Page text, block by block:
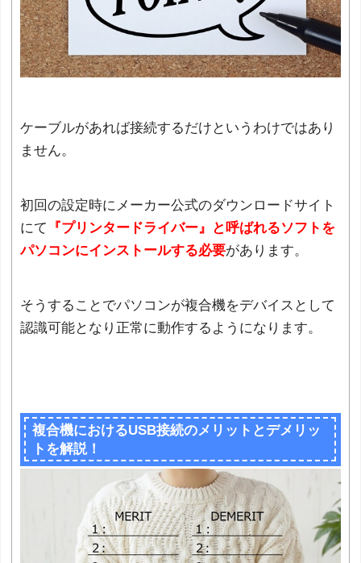
ケーブルがあれば接続するだけというわけではあり
ません。
初回の設定時にメーカー公式のダウンロードサイト
にて
『プリンタードライバー』と呼ばれるソフトを
パソコンにインストールする必要があります。
そうすることでパソコンが複合機をデバイスとして
認識可能となり正常に動作するようになります。
複合機におけるUSB接続のメリットとデメリッ
トを解説！